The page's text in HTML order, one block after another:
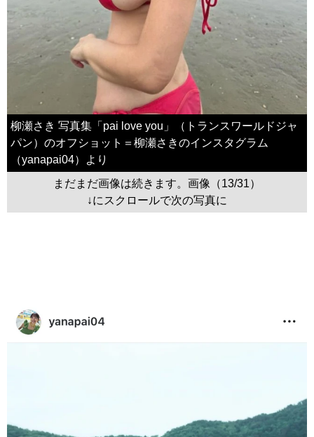
柳瀬さき 写真集「pai love you」（トランスワールドジャ
パン）のオフショット＝柳瀬さきのインスタグラム
（yanapai04）より
まだまだ画像は続きます。画像（13/31）
↓にスクロールで次の写真に